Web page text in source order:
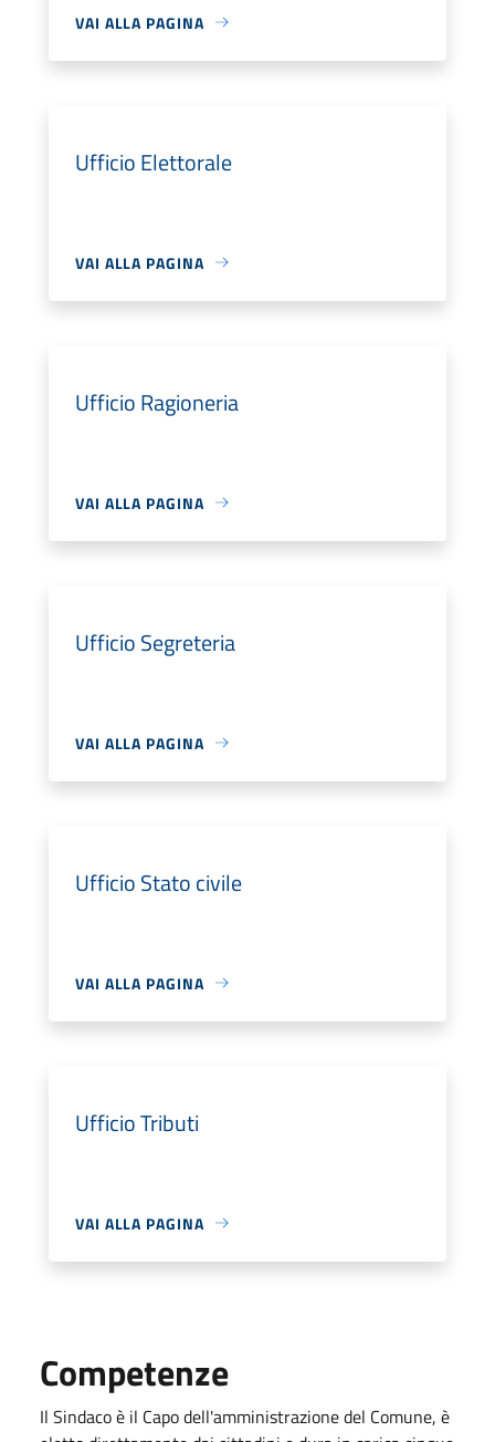
VAI ALLA PAGINA
Ufficio Elettorale
VAI ALLA PAGINA
Ufficio Ragioneria
VAI ALLA PAGINA
Ufficio Segreteria
VAI ALLA PAGINA
Ufficio Stato civile
VAI ALLA PAGINA
Ufficio Tributi
VAI ALLA PAGINA
Competenze
Il Sindaco è il Capo dell'amministrazione del Comune, è